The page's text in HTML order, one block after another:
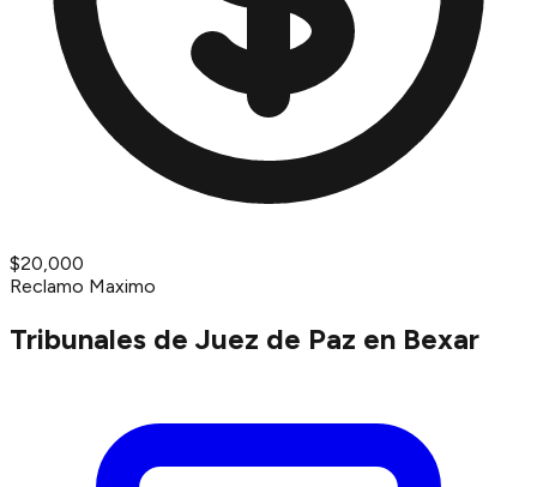
$20,000
Reclamo Maximo
Tribunales de Juez de Paz en Bexar